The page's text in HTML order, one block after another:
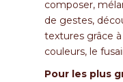
composer,
de gestes,
textures grâce à
couleurs, le
Pour les plus